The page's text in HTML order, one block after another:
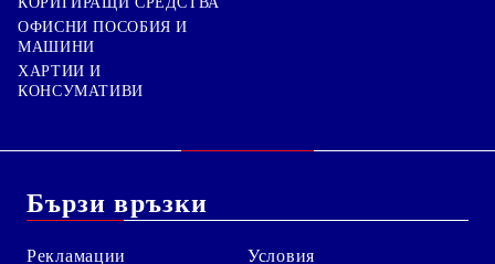
ОФИСНИ ПОСОБИЯ И
МАШИНИ
ХАРТИИ И
КОНСУМАТИВИ
Бързи връзки
Рекламации
Условия